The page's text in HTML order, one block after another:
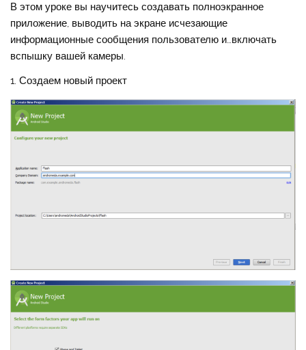
В этом уроке вы научитесь создавать полноэкранное
приложение, выводить на экране исчезающие
информационные сообщения пользователю и…включать
вспышку вашей камеры.
1. Создаем новый проект